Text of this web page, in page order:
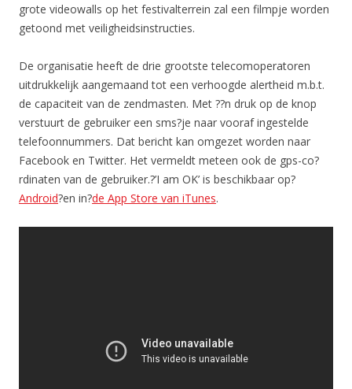
grote videowalls op het festivalterrein zal een filmpje worden
getoond met veiligheidsinstructies.
De organisatie heeft de drie grootste telecomoperatoren
uitdrukkelijk aangemaand tot een verhoogde alertheid m.b.t.
de capaciteit van de zendmasten. Met ??n druk op de knop
verstuurt de gebruiker een sms?je naar vooraf ingestelde
telefoonnummers. Dat bericht kan omgezet worden naar
Facebook en Twitter. Het vermeldt meteen ook de gps-co?
rdinaten van de gebruiker.?’I am OK’ is beschikbaar op?
Android?en in?de App Store van iTunes.